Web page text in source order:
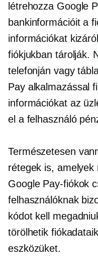
létrehozza Google
bankinformációit a
információkat
fiókjukban tárolják.
telefonján vagy
Pay alkalmazással
információkat az
el a felhasználó
Természetesen
rétegek is, amelyek
Google Pay-fiókok
felhasználóknak
kódot kell
törölhetik
eszközüket.